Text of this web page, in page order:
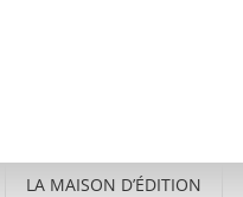
LA MAISON D’ÉDITION